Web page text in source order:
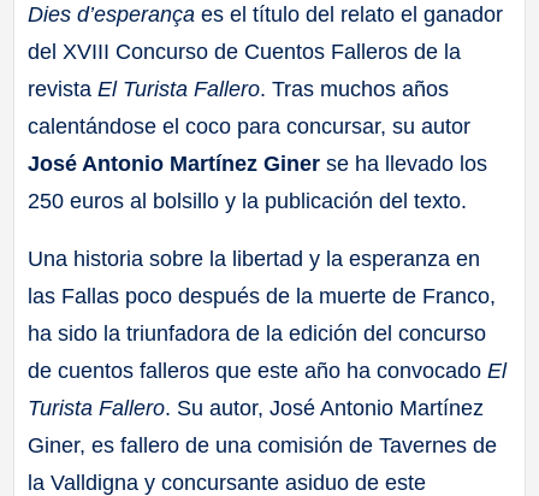
Dies d’esperança es el título del relato el ganador
del XVIII Concurso de Cuentos Falleros de la
revistaEl Turista Fallero. Tras muchos años
calentándose el coco para concursar, su autor
José Antonio Martínez Giner se ha llevado los
250 euros al bolsillo y la publicación del texto.
Una historia sobre la libertad y la esperanza en
las Fallas poco después de la muerte de Franco,
ha sido la triunfadora de la edición del concurso
de cuentos falleros que este año ha convocadoEl
Turista Fallero. Su autor, José Antonio Martínez
Giner, es fallero de una comisión de Tavernes de
la Valldigna y concursante asiduo de este